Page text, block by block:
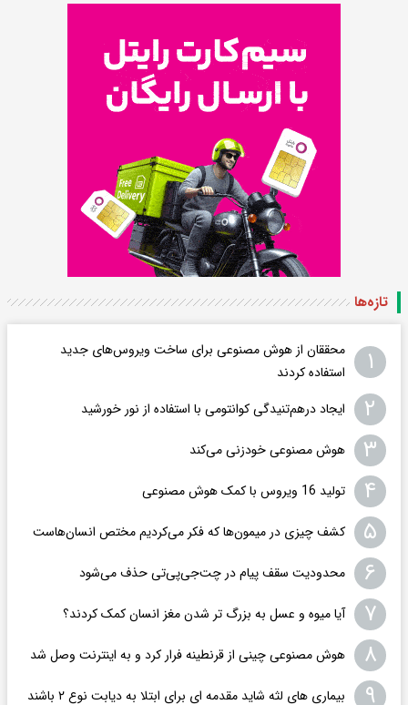
تازه‌ها
۱
محققان از هوش مصنوعی برای ساخت ویروس‌های جدید
استفاده کردند
۲ ایجاد درهم‌تنیدگی کوانتومی با استفاده از نور خورشید
۳ هوش مصنوعی خودزنی می‌کند
۴ تولید 16 ویروس با کمک هوش مصنوعی
۵ کشف چیزی در میمون‌ها که فکر می‌کردیم مختص انسان‌هاست
۶ محدودیت سقف پیام در چت‌جی‌پی‌تی حذف می‌شود
۷ آیا میوه و عسل به بزرگ تر شدن مغز انسان کمک کردند؟
۸ هوش مصنوعی چینی از قرنطینه فرار کرد و به اینترنت وصل شد
۹ بیماری های لثه شاید مقدمه ای برای ابتلا به دیابت نوع ۲ باشند